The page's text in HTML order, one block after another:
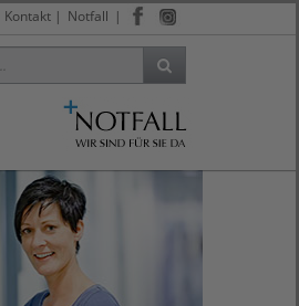
|
Kontakt | Notfall